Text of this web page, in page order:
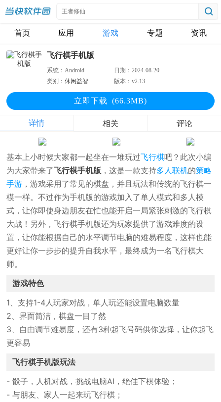
首页 应用 游戏 专题 资讯
飞行棋手机版
系统：Android 日期：2024-08-20
类别：休闲益智 版本：v2.13
立即下载 (66.3MB)
详情 相关 评论
基本上小时候大家都一起坐在一堆玩过飞行棋吧？此次小编
为大家带来了飞行棋手机版 ，这是一款支持多人联机的策略
手游 ，游戏采用了常见的棋盘，并且玩法和传统的飞行棋一
模一样。不过作为手机版的游戏加入了单人模式和多人模
式，让你即使身边朋友在忙也能开启一局紧张刺激的飞行棋
大战！另外，飞行棋手机版还为玩家提供了游戏难度的设
置，让你能根据自己的水平调节电脑的难易程度，这样也能
更好让你一步步的提升自我水平，最终成为一名飞行棋大
师。
游戏特色
1、支持1-4人玩家对战，单人玩还能设置电脑数量
2、界面简洁，棋盘一目了然
3、自由调节难易度，还有3种起飞号码供你选择，让你起飞
更容易
飞行棋手机版玩法
- 骰子，人机对战，挑战电脑AI，绝佳下棋体验；
- 与朋友、家人一起来玩飞行棋；